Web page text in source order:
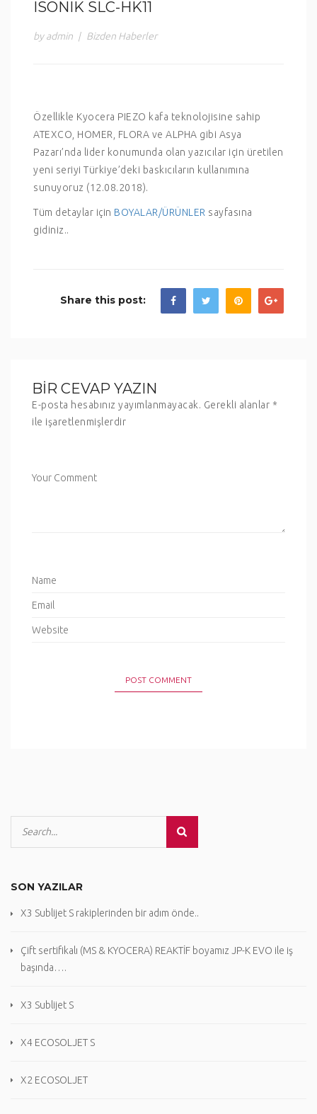
ISONIK SLC-HK11
by admin | Bizden Haberler
Özellikle Kyocera PIEZO kafa teknolojisine sahip
ATEXCO, HOMER, FLORA ve ALPHA gibi Asya
Pazarı’nda lider konumunda olan yazıcılar için üretilen
yeni seriyi Türkiye’deki baskıcıların kullanımına
sunuyoruz (12.08.2018).
Tüm detaylar için BOYALAR/ÜRÜNLER sayfasına
gidiniz..
Share this post:
BIR CEVAP YAZIN
E-posta hesabınız yayımlanmayacak. Gerekli alanlar *
ile işaretlenmişlerdir
SON YAZILAR
X3 Sublijet S rakiplerinden bir adım önde..
Çift sertifikalı (MS & KYOCERA) REAKTİF boyamız JP-K EVO ile iş
başında….
X3 Sublijet S
X4 ECOSOLJET S
X2 ECOSOLJET